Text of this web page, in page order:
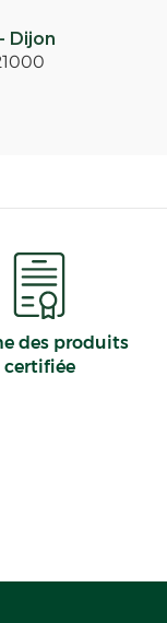
Dijon
des produits
certifiée